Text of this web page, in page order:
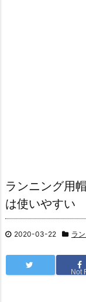
ランニング用
は使いやすい
2020-03-22 ラ
Not